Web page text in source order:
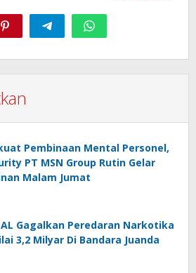
Pembinaan Mental Personel,
PT MSN Group Rutin Gelar
Malam Jumat
Gagalkan Peredaran Narkotika
3,2 Milyar Di Bandara Juanda